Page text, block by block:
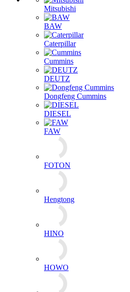
Mitsubishi
BAW
Caterpillar
Cummins
DEUTZ
Dongfeng Cummins
DIESEL
FAW
FOTON
Hengtong
HINO
HOWO
Komatsu
Huafeng Dongli